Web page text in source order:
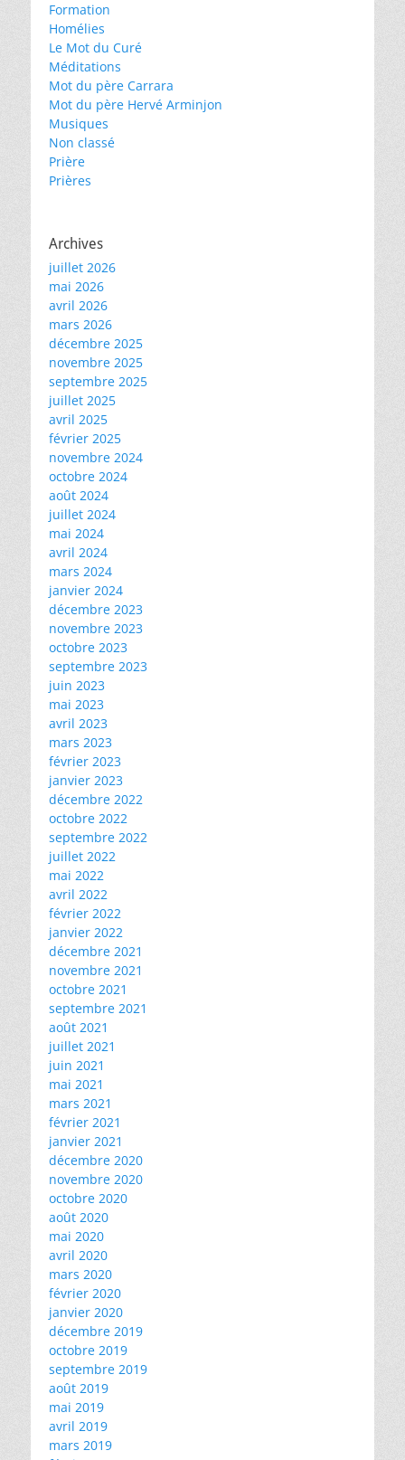
Formation
Homélies
Le Mot du Curé
Méditations
Mot du père Carrara
Mot du père Hervé Arminjon
Musiques
Non classé
Prière
Prières
Archives
juillet 2026
mai 2026
avril 2026
mars 2026
décembre 2025
novembre 2025
septembre 2025
juillet 2025
avril 2025
février 2025
novembre 2024
octobre 2024
août 2024
juillet 2024
mai 2024
avril 2024
mars 2024
janvier 2024
décembre 2023
novembre 2023
octobre 2023
septembre 2023
juin 2023
mai 2023
avril 2023
mars 2023
février 2023
janvier 2023
décembre 2022
octobre 2022
septembre 2022
juillet 2022
mai 2022
avril 2022
février 2022
janvier 2022
décembre 2021
novembre 2021
octobre 2021
septembre 2021
août 2021
juillet 2021
juin 2021
mai 2021
mars 2021
février 2021
janvier 2021
décembre 2020
novembre 2020
octobre 2020
août 2020
mai 2020
avril 2020
mars 2020
février 2020
janvier 2020
décembre 2019
octobre 2019
septembre 2019
août 2019
mai 2019
avril 2019
mars 2019